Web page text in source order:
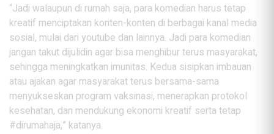
“Jadi walaupun di rumah saja, para komedian harus tetap
kreatif menciptakan konten-konten di berbagai kanal media
sosial, mulai dari youtube dan lainnya. Jadi para komedian
jangan takut dijulidin agar bisa menghibur terus masyarakat,
sehingga meningkatkan imunitas. Kedua sisipkan imbauan
atau ajakan agar masyarakat terus bersama-sama
menyukseskan program vaksinasi, menerapkan protokol
kesehatan, dan mendukung ekonomi kreatif serta tetap
#dirumahaja,” katanya.